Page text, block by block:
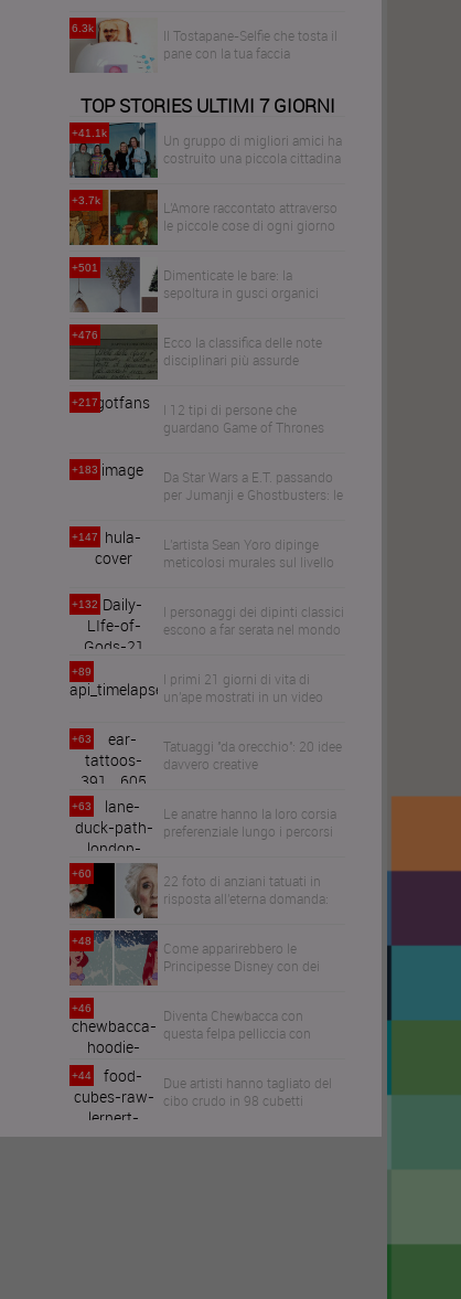
Il Tostapane-Selfie che tosta il
pane con la tua faccia
6.3k
TOP STORIES ULTIMI 7 GIORNI
Un gruppo di migliori amici ha
costruito una piccola cittadina
+41.1k
L'Amore raccontato attraverso
le piccole cose di ogni giorno
+3.7k
Dimenticate le bare: la
sepoltura in gusci organici
+501
Ecco la classifica delle note
disciplinari più assurde
+476
I 12 tipi di persone che
guardano Game of Thrones
+217
Da Star Wars a E.T. passando
per Jumanji e Ghostbusters: le
+183
L'artista Sean Yoro dipinge
meticolosi murales sul livello
+147
I personaggi dei dipinti classici
escono a far serata nel mondo
+132
I primi 21 giorni di vita di
un'ape mostrati in un video
+89
Tatuaggi ''da orecchio'': 20 idee
davvero creative
+63
Le anatre hanno la loro corsia
preferenziale lungo i percorsi
+63
22 foto di anziani tatuati in
risposta all'eterna domanda:
+60
Come apparirebbero le
Principesse Disney con dei
+48
Diventa Chewbacca con
questa felpa pelliccia con
+46
Due artisti hanno tagliato del
cibo crudo in 98 cubetti
perfezionisti
+44